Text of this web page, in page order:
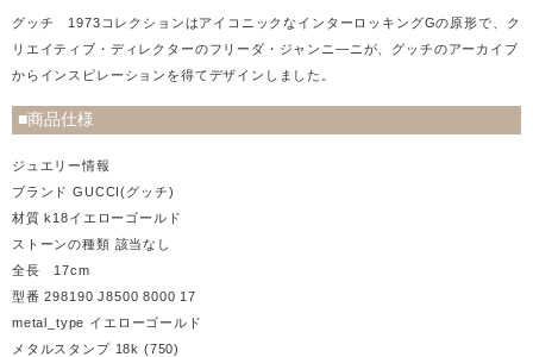
グッチ 1973コレクションはアイコニックなインターロッキングGの原形で、ク
リエイティブ・ディレクターのフリーダ・ジャンニ―ニが、グッチのアーカイブ
からインスピレーションを得てデザインしました。
■商品仕様
ジュエリー情報
ブランド GUCCI(グッチ)
材質 k18イエローゴールド
ストーンの種類 該当なし
全長 17cm
型番 298190 J8500 8000 17
metal_type イエローゴールド
メタルスタンプ 18k (750)